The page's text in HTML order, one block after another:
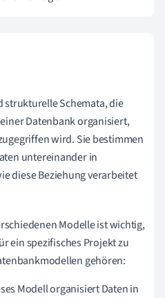
strukturelle Schemata, die
Datenbank organisiert,
wird. Sie bestimmen
untereinander in
diese Beziehung verarbeitet
Modelle ist wichtig,
ein spezifisches Projekt zu
gehören:
Modell organisiert Daten in